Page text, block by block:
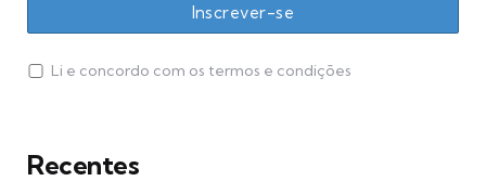
Li e concordo com os termos e condições
Recentes